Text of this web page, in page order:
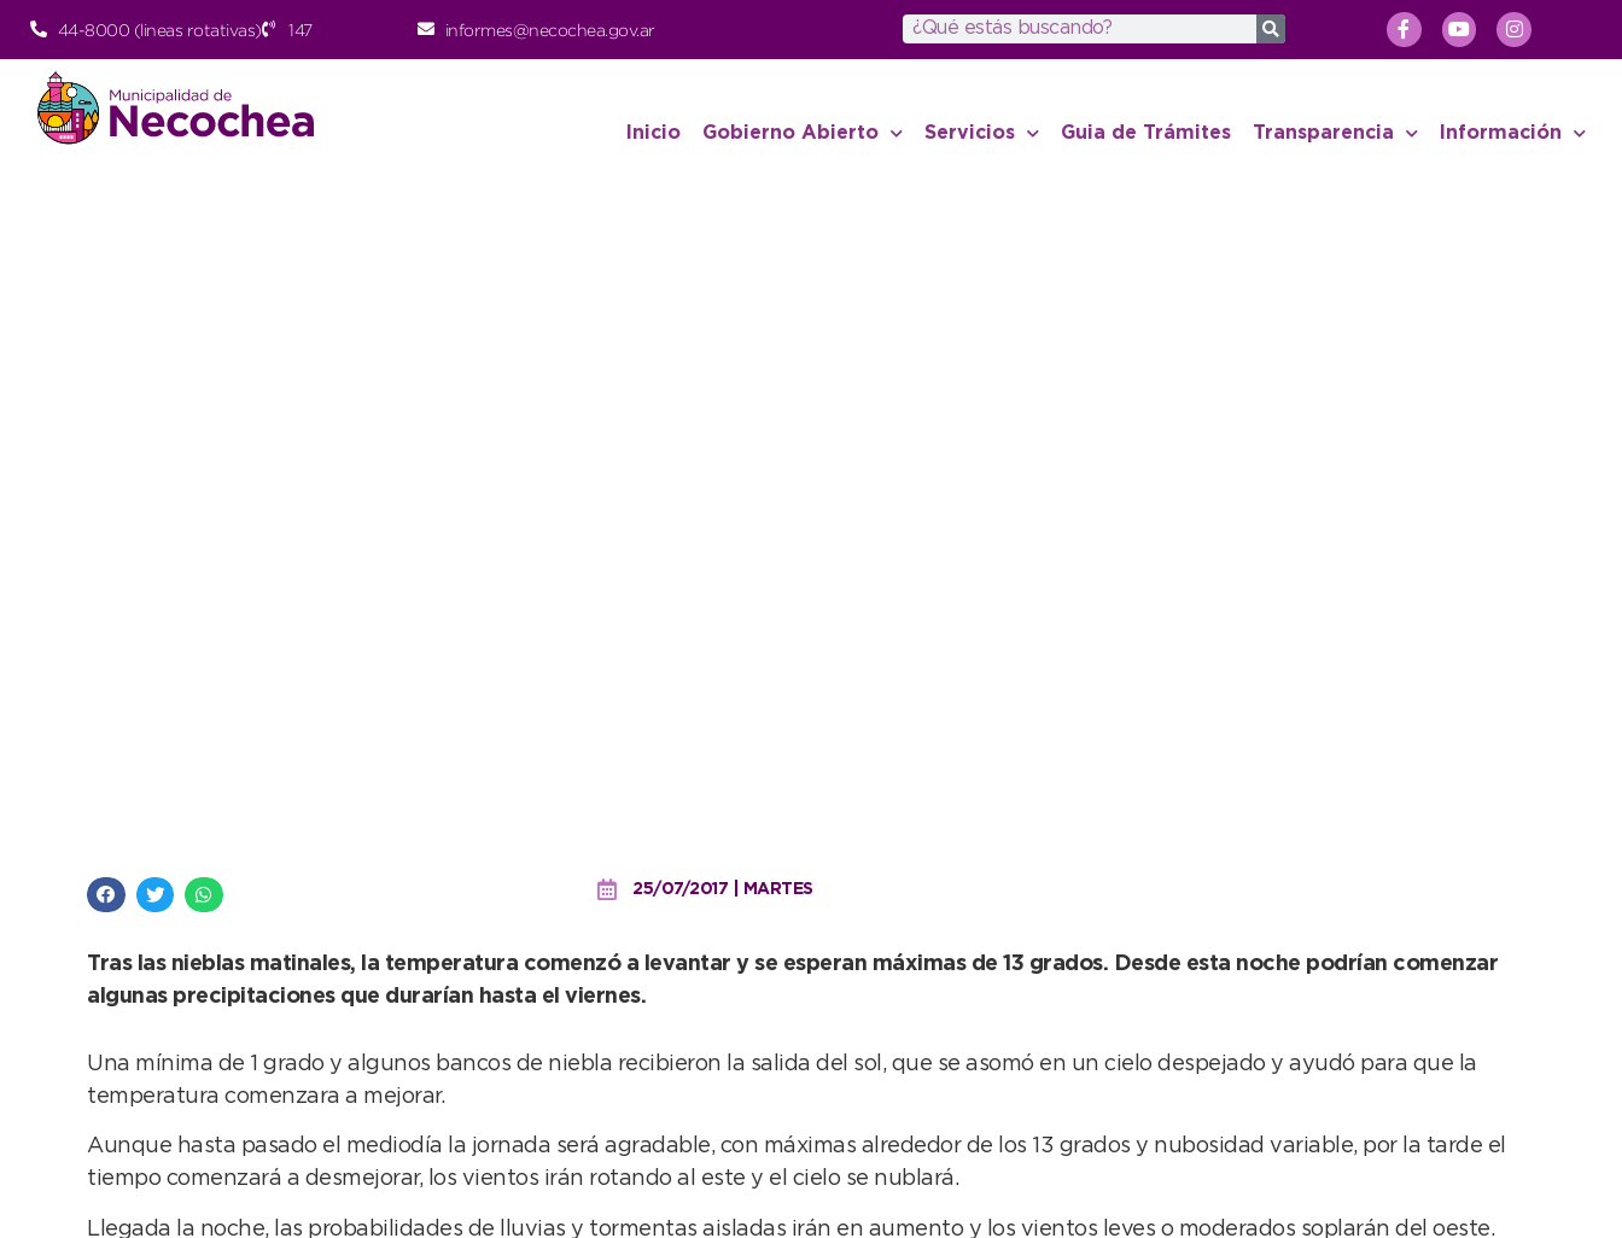
44-8000 (lineas rotativas) 147 informes@necochea.gov.ar
Inicio Gobierno Abierto Servicios Guia de Trámites Transparencia Información
25/07/2017 | MARTES
Tras las nieblas matinales, la temperatura comenzó a levantar y se esperan máximas de 13 grados. Desde esta noche podrían comenzar
algunas precipitaciones que durarían hasta el viernes.
Una mínima de 1 grado y algunos bancos de niebla recibieron la salida del sol, que se asomó en un cielo despejado y ayudó para que la
temperatura comenzara a mejorar.
Aunque hasta pasado el mediodía la jornada será agradable, con máximas alrededor de los 13 grados y nubosidad variable, por la tarde el
tiempo comenzará a desmejorar, los vientos irán rotando al este y el cielo se nublará.
Llegada la noche, las probabilidades de lluvias y tormentas aisladas irán en aumento y los vientos leves o moderados soplarán del oeste.